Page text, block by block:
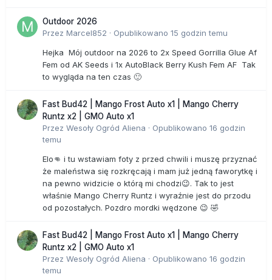
Outdoor 2026
Przez Marcel852 · Opublikowano 15 godzin temu
Hejka Mój outdoor na 2026 to 2x Speed Gorrilla Glue Af
Fem od AK Seeds i 1x AutoBlack Berry Kush Fem AF Tak
to wygląda na ten czas 🙂
Fast Bud42 | Mango Frost Auto x1 | Mango Cherry
Runtz x2 | GMO Auto x1
Przez Wesoły Ogród Aliena · Opublikowano 16 godzin
temu
Elo👊 i tu wstawiam foty z przed chwili i muszę przyznać
że maleństwa się rozkręcają i mam już jedną faworytkę i
na pewno widzicie o którą mi chodzi😉. Tak to jest
właśnie Mango Cherry Runtz i wyraźnie jest do przodu
od pozostałych. Pozdro mordki wędzone 😉 🤣
Fast Bud42 | Mango Frost Auto x1 | Mango Cherry
Runtz x2 | GMO Auto x1
Przez Wesoły Ogród Aliena · Opublikowano 16 godzin
temu